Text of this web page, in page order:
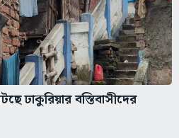
ঢাকুরিয়ার বস্তিবাসীদের